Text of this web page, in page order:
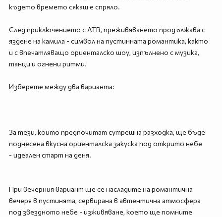
където времето сякаш е спряло.
След приключението с АТВ, преживяването продължава с
яздене на камила - символ на пустинната романтика, както
и с впечатляващо ориенталско шоу, изпълнено с музика,
танци и огнени ритми.
Изберете между два варианта:
За тези, които предпочитат сутрешна разходка, ще бъде
поднесена вкусна ориенталска закуска под открито небе
- идеален старт на деня.
При вечерния вариант ще се насладите на романтична
вечеря в пустинята, сервирана в автентична атмосфера
под звездното небе - изживяване, което ще помните